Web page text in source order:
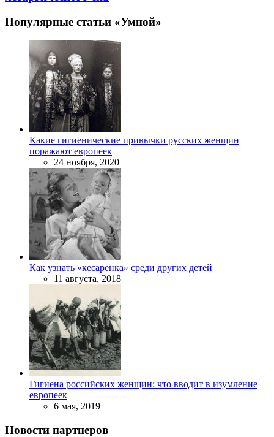
Популярные статьи «Умной»
Какие гигиенические привычки русских женщин
поражают европеек
24 ноября, 2020
Как узнать «кесаренка» среди других детей
11 августа, 2018
Гигиена российских женщин: что вводит в изумление
европеек
6 мая, 2019
Новости партнеров